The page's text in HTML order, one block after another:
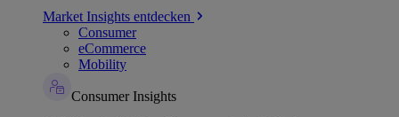
Market Insights entdecken
Consumer
eCommerce
Mobility
Consumer Insights